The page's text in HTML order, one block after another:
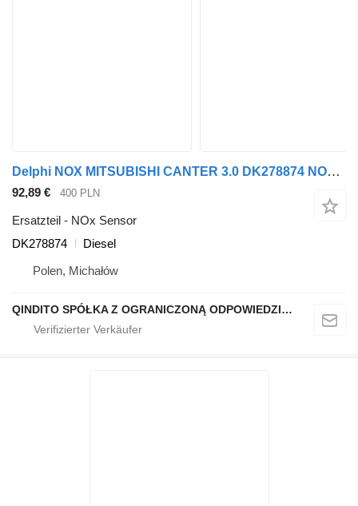
Delphi NOX MITSUBISHI CANTER 3.0 DK278874 NOx Sensor für Sattelzugmaschine
92,89 € 400 PLN
Ersatzteil - NOx Sensor
DK278874
Diesel
Polen, Michałów
QINDITO SPÓŁKA Z OGRANICZONĄ ODPOWIEDZIALNOŚCIĄ